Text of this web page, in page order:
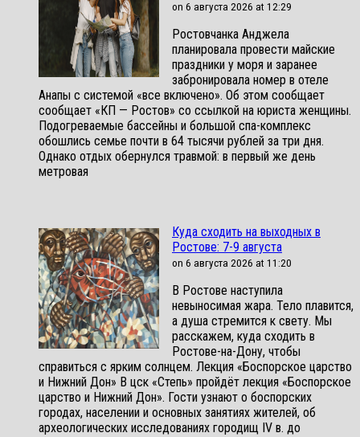
on 6 августа 2026 at 12:29
Ростовчанка Анджела
планировала провести майские
праздники у моря и заранее
забронировала номер в отеле
Анапы с системой «все включено». Об этом сообщает
сообщает «КП — Ростов» со ссылкой на юриста женщины.
Подогреваемые бассейны и большой спа-комплекс
обошлись семье почти в 64 тысячи рублей за три дня.
Однако отдых обернулся травмой: в первый же день
метровая
Куда сходить на выходных в
Ростове: 7-9 августа
on 6 августа 2026 at 11:20
В Ростове наступила
невыносимая жара. Тело плавится,
а душа стремится к свету. Мы
расскажем, куда сходить в
Ростове-на-Дону, чтобы
справиться с ярким солнцем. Лекция «Боспорское царство
и Нижний Дон» В цск «Степь» пройдёт лекция «Боспорское
царство и Нижний Дон». Гости узнают о боспорских
городах, населении и основных занятиях жителей, об
археологических исследованиях городищ IV в. до